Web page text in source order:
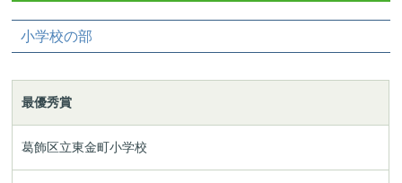
小学校の部
最優秀賞
葛飾区立東金町小学校